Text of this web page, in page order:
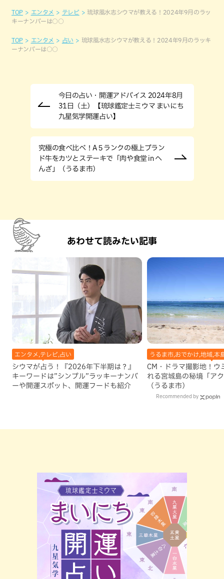
TOP エンタメ テレビ
琉球風水志シウマが教える！2024年9月のラッ
キーナンバーは○○
TOP エンタメ 占い
琉球風水志シウマが教える！2024年9月のラッキ
ーナンバーは○○
今日の占い・開運アドバイス 2024年8月
31日（土）【琉球鑑定士ミウマ まいにち
九星気学開運占い】
究極の食べ比べ！A５ランクの極上ブラン
ド牛をカツとステーキで「肉や食堂 in へ
んざ」（うるま市）
あわせて読みたい記事
エンタメ,テレビ,占い
シウマが占う！『2026年下半期は？』
キーワードは”シンプル”ラッキーナンバ
ーや開運スポット、開運フードも紹介
うるま市,おでかけ,地域,本
CM・ドラマ撮影地！ウ
れる宮城島の秘境「ア
（うるま市）
Recommended by